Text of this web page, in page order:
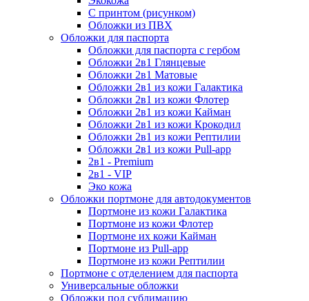
С принтом (рисунком)
Обложки из ПВХ
Обложки для паспорта
Обложки для паспорта с гербом
Обложки 2в1 Глянцевые
Обложки 2в1 Матовые
Обложки 2в1 из кожи Галактика
Обложки 2в1 из кожи Флотер
Обложки 2в1 из кожи Кайман
Обложки 2в1 из кожи Крокодил
Обложки 2в1 из кожи Рептилии
Обложки 2в1 из кожи Pull-app
2в1 - Premium
2в1 - VIP
Эко кожа
Обложки портмоне для автодокументов
Портмоне из кожи Галактика
Портмоне из кожи Флотер
Портмоне их кожи Кайман
Портмоне из Pull-app
Портмоне из кожи Рептилии
Портмоне с отделением для паспорта
Универсальные обложки
Обложки под сублимацию